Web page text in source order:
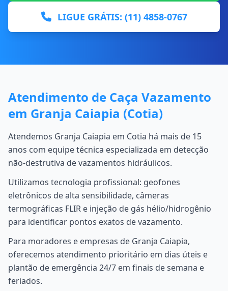
LIGUE GRÁTIS: (11) 4858-0767
Atendimento de Caça Vazamento
em Granja Caiapia (Cotia)
Atendemos Granja Caiapia em Cotia há mais de 15
anos com equipe técnica especializada em detecção
não-destrutiva de vazamentos hidráulicos.
Utilizamos tecnologia profissional: geofones
eletrônicos de alta sensibilidade, câmeras
termográficas FLIR e injeção de gás hélio/hidrogênio
para identificar pontos exatos de vazamento.
Para moradores e empresas de Granja Caiapia,
oferecemos atendimento prioritário em dias úteis e
plantão de emergência 24/7 em finais de semana e
feriados.